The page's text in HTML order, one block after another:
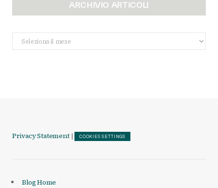
ARCHIVIO ARTICOLI
Archivio
Articoli
Privacy Statement | COOKIES SETTINGS
Blog Home